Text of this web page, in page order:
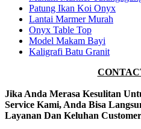
Patung Ikan Koi Onyx
Lantai Marmer Murah
Onyx Table Top
Model Makam Bayi
Kaligrafi Batu Granit
Jika Anda Merasa Kesulitan
Service Kami, Anda Bisa
Layanan Dan Keluhan